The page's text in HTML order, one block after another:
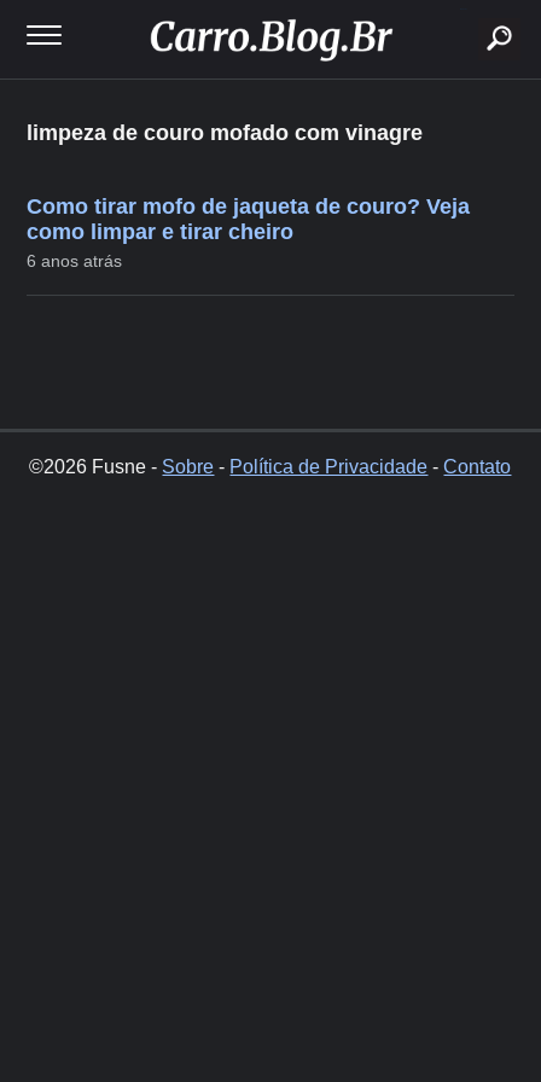
limpeza de couro mofado com vinagre
Como tirar mofo de jaqueta de couro? Veja
como limpar e tirar cheiro
6 anos atrás
©2026 Fusne - Sobre - Política de Privacidade -Contato